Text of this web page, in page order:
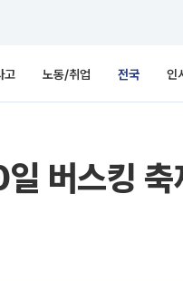
고 노동/취업 전국 인
버스킹